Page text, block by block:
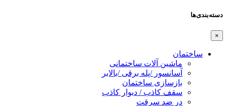
دسته‌بندی‌ها
×
ساختمان
ماشین آلات ساختمانی
آسانسور /پله برقی /بالابر
بازسازی ساختمان
سقف کاذب / دیوار کاذب
در ضد سرقت